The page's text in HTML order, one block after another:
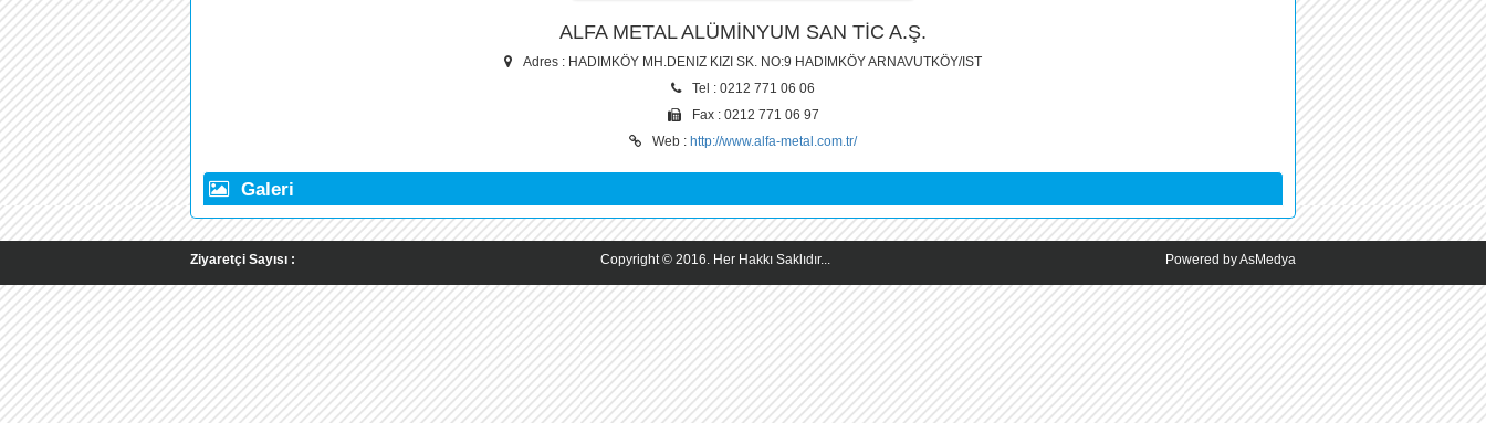
ALFA METAL ALÜMİNYUM SAN TİC A.Ş.
Adres : HADIMKÖY MH.DENIZ KIZI SK. NO:9 HADIMKÖY ARNAVUTKÖY/IST
Tel : 0212 771 06 06
Fax : 0212 771 06 97
Web : http://www.alfa-metal.com.tr/
Galeri
Ziyaretçi Sayısı : Copyright © 2016. Her Hakkı Saklıdır... Powered by AsMedya